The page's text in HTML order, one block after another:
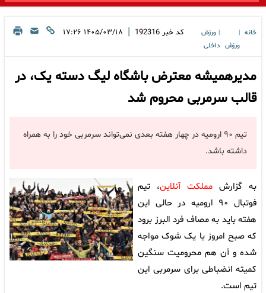
خانه
ورزش
ورزش
داخلی
کد خبر 192316
| ۱۴۰۵/۰۳/۱۸ ۱۷:۲۶
مدیرهمیشه معترض باشگاه لیگ دسته یک، در
قالب سرمربی محروم شد
تیم ۹۰ ارومیه در چهار هفته بعدی نمی‌تواند سرمربی خود را به همراه
داشته باشد.
به گزارش مملکت آنلاین، تیم
فوتبال ۹۰ ارومیه در حالی این
هفته باید به مصاف فرد البرز برود
که صبح امروز با یک شوک مواجه
شده و آن هم محرومیت سنگین
کمیته انضباطی برای سرمربی این
تیم است.